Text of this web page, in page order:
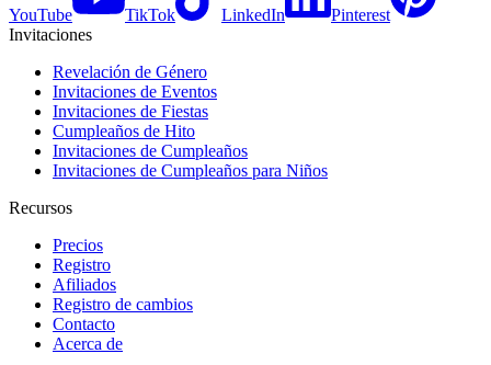
YouTube TikTok LinkedIn
Pinterest
Invitaciones
Revelación de Género
Invitaciones de Eventos
Invitaciones de Fiestas
Cumpleaños de Hito
Invitaciones de Cumpleaños
Invitaciones de Cumpleaños para Niños
Recursos
Precios
Registro
Afiliados
Registro de cambios
Contacto
Acerca de